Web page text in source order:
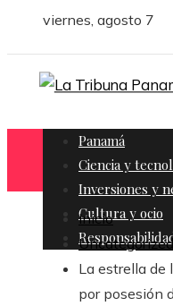
viernes, agosto 7
Panamá
Ciencia y
Inversiones y
Cultura y ocio
Inicio
Uncategorized
La estrella
por posesión